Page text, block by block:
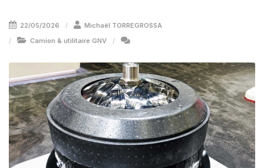
22/05/2026
Michaël TORREGROSSA
Camion & utilitaire GNV